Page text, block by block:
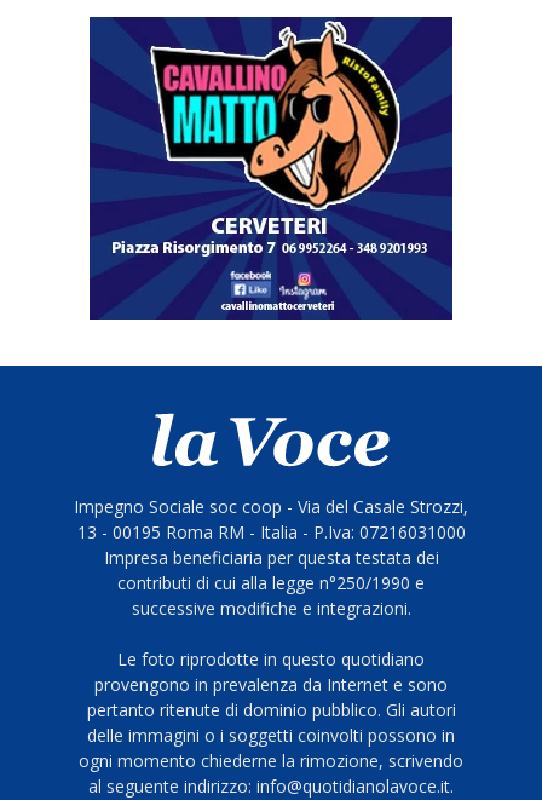
Impegno Sociale soc coop - Via del Casale Strozzi,
13 - 00195 Roma RM - Italia - P.Iva: 07216031000
Impresa beneficiaria per questa testata dei
contributi di cui alla legge n°250/1990 e
successive modifiche e integrazioni.
Le foto riprodotte in questo quotidiano
provengono in prevalenza da Internet e sono
pertanto ritenute di dominio pubblico. Gli autori
delle immagini o i soggetti coinvolti possono in
ogni momento chiederne la rimozione, scrivendo
al seguente indirizzo: info@quotidianolavoce.it.